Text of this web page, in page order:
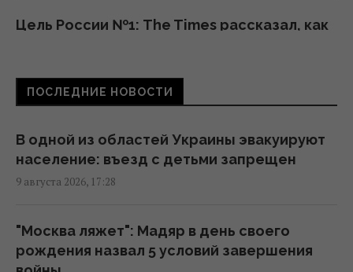
Цель России №1: The Times рассказал, как
13:55 воскресенье, 09 августа 2026
Не "костыли", не "коляска" и не "носилки":
как правильно говорить на украинском
языке, – филолог
В Одесской области из-за атаки РФ
ограничено движение к пунктам пропуска
ПОСЛЕДНИЕ НОВОСТИ
В одной из областей Украины эвакуируют
население: въезд с детьми запрещен
9 августа 2026, 17:28
"Москва ляжет": Мадяр в день своего
рождения назва л 5 условий завершения